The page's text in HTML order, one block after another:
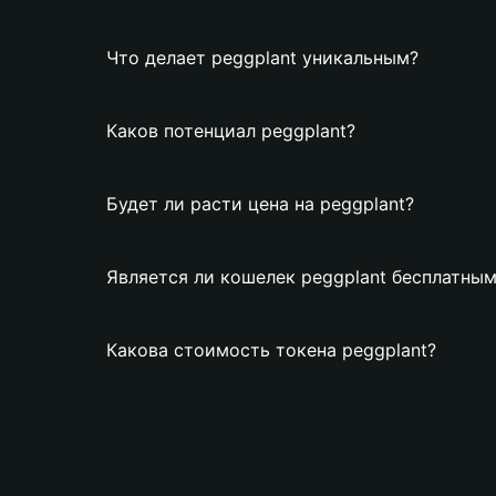
Что делает peggplant уникальным?
Каков потенциал peggplant?
Будет ли расти цена на peggplant?
Является ли кошелек peggplant
Какова стоимость токена peggplant?